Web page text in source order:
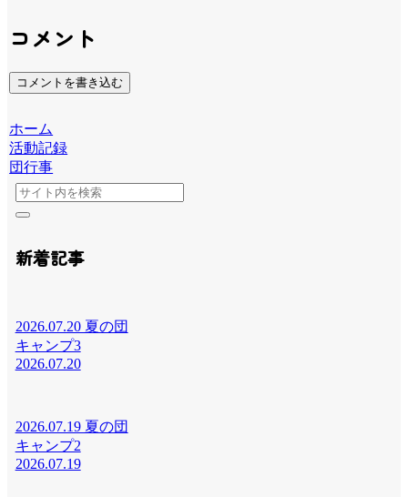
コメント
コメントを書き込む
ホーム
活動記録
団行事
新着記事
2026.07.20 夏の団
キャンプ3
2026.07.20
2026.07.19 夏の団
キャンプ2
2026.07.19